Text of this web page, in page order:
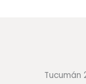
Tucumán